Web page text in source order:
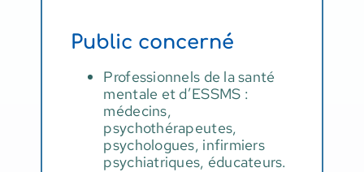
Public concerné
Professionnels de la santé
mentale et d’ESSMS :
médecins,
psychothérapeutes,
psychologues, infirmiers
psychiatriques, éducateurs.